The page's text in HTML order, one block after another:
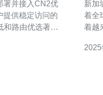
署并接入CN2优
提供稳定访问的
和路由优选著
主要体现在攻
新加
着全
着越
的一
2025